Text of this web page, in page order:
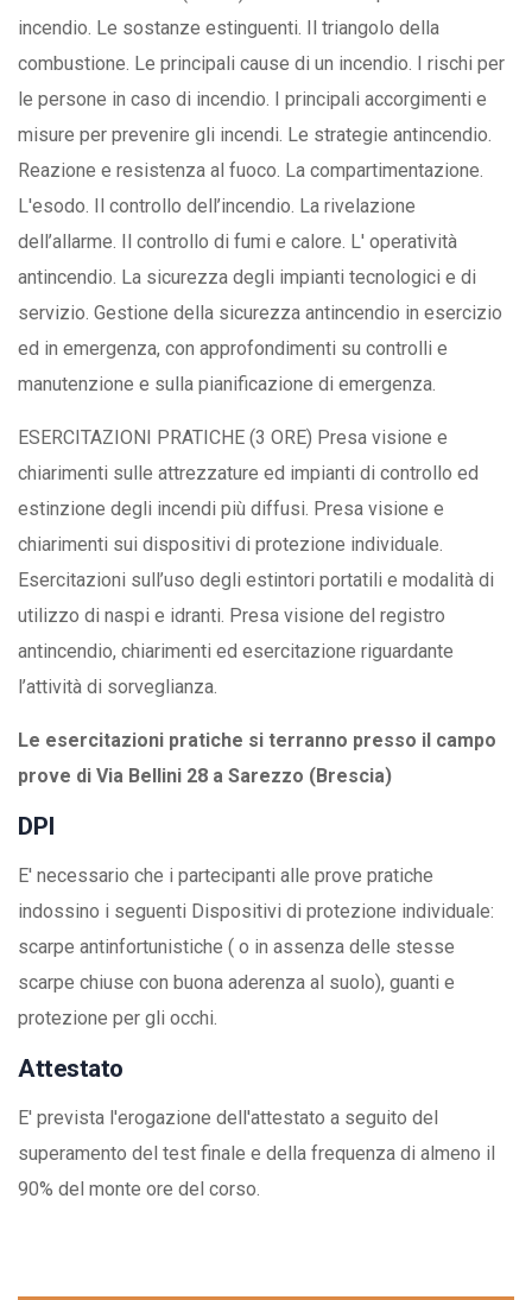
incendio. Le sostanze estinguenti. Il triangolo della
combustione. Le principali cause di un incendio. I rischi per
le persone in caso di incendio. I principali accorgimenti e
misure per prevenire gli incendi. Le strategie antincendio.
Reazione e resistenza al fuoco. La compartimentazione.
L'esodo. Il controllo dell’incendio. La rivelazione
dell’allarme. Il controllo di fumi e calore. L' operatività
antincendio. La sicurezza degli impianti tecnologici e di
servizio. Gestione della sicurezza antincendio in esercizio
ed in emergenza, con approfondimenti su controlli e
manutenzione e sulla pianificazione di emergenza.
ESERCITAZIONI PRATICHE (3 ORE) Presa visione e
chiarimenti sulle attrezzature ed impianti di controllo ed
estinzione degli incendi più diffusi. Presa visione e
chiarimenti sui dispositivi di protezione individuale.
Esercitazioni sull’uso degli estintori portatili e modalità di
utilizzo di naspi e idranti. Presa visione del registro
antincendio, chiarimenti ed esercitazione riguardante
l’attività di sorveglianza.
Le esercitazioni pratiche si terranno presso il campo
prove di Via Bellini 28 a Sarezzo (Brescia)
DPI
E' necessario che i partecipanti alle prove pratiche
indossino i seguenti Dispositivi di protezione individuale:
scarpe antinfortunistiche ( o in assenza delle stesse
scarpe chiuse con buona aderenza al suolo), guanti e
protezione per gli occhi.
Attestato
E' prevista l'erogazione dell'attestato a seguito del
superamento del test finale e della frequenza di almeno il
90% del monte ore del corso.